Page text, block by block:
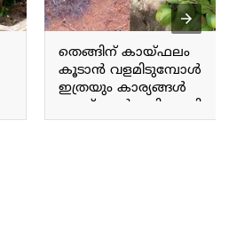
തെങ്ങിന് കായ്ഫലം
കൂടാൻ വളമിടുമ്പോൾ
ഇത്രയും കാര്യങ്ങൾ
ചെയ്താൽ മതി.. ഇനി
തെങ്ങിന് ഇരട്ടി വിളവ്.!!